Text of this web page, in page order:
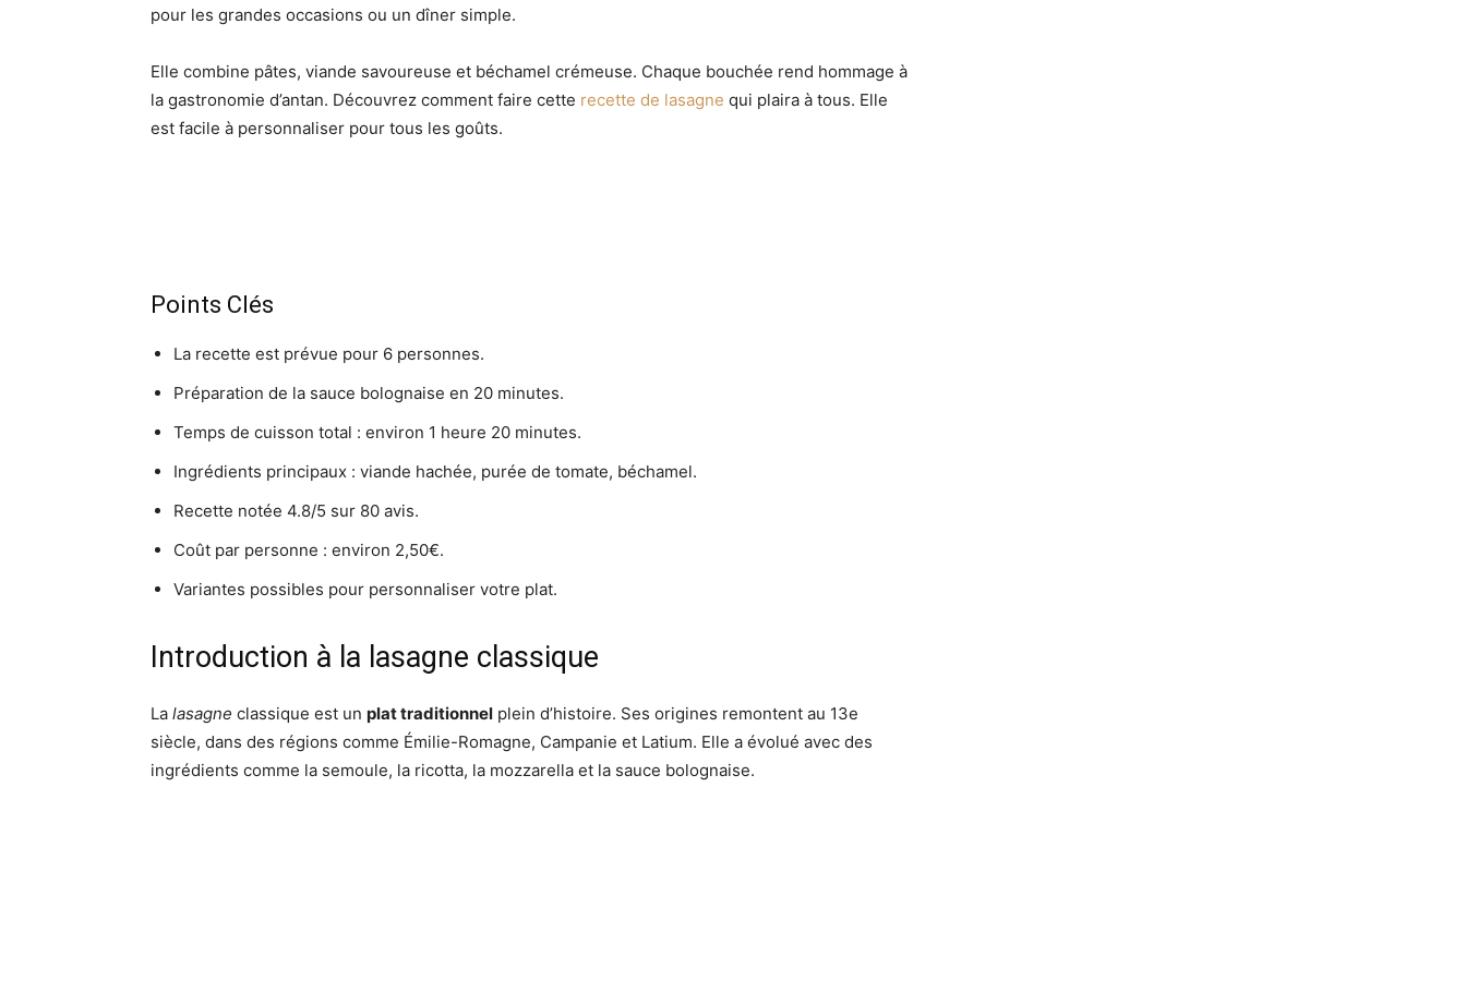
pour les grandes occasions ou un dîner simple.
Elle combine pâtes, viande savoureuse et béchamel crémeuse. Chaque bouchée rend hommage à
la gastronomie d’antan. Découvrez comment faire cette recette de lasagne qui plaira à tous. Elle
est facile à personnaliser pour tous les goûts.
Points Clés
La recette est prévue pour 6 personnes.
Préparation de la sauce bolognaise en 20 minutes.
Temps de cuisson total : environ 1 heure 20 minutes.
Ingrédients principaux : viande hachée, purée de tomate, béchamel.
Recette notée 4.8/5 sur 80 avis.
Coût par personne : environ 2,50€.
Variantes possibles pour personnaliser votre plat.
Introduction à la lasagne classique
La lasagne classique est un plat traditionnel plein d’histoire. Ses origines remontent au 13e
siècle, dans des régions comme Émilie-Romagne, Campanie et Latium. Elle a évolué avec des
ingrédients comme la semoule, la ricotta, la mozzarella et la sauce bolognaise.